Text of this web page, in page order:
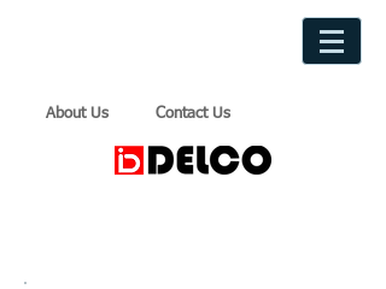
About Us Contact Us